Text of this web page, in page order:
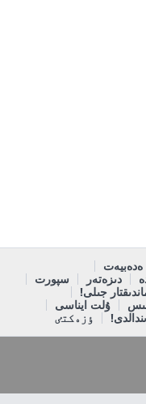
ەدەبيەت
دىزەتەر
سپورت
جىلى!
ۇلت ايناسى
ٶزەكتٸ